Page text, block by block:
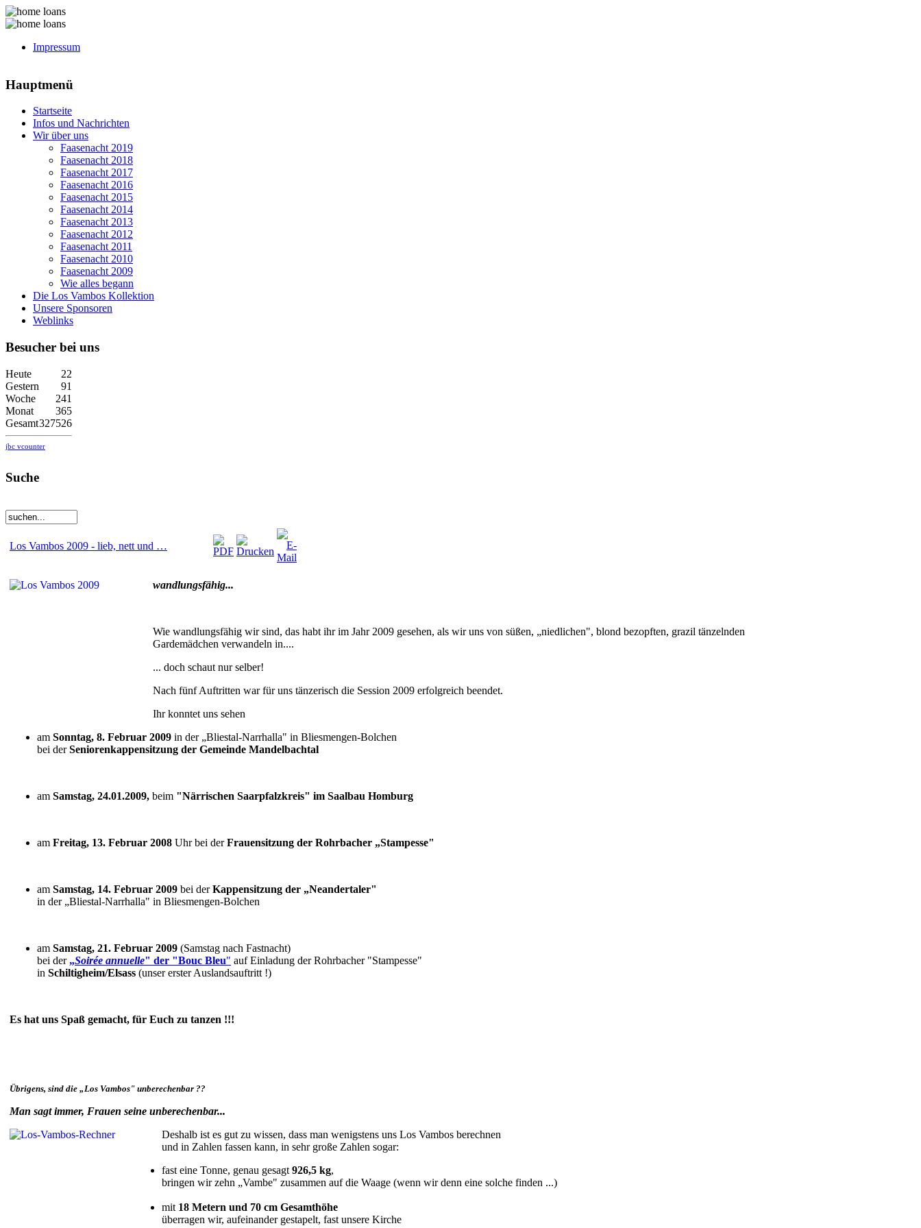
Impressum
Hauptmenü
Startseite
Infos und Nachrichten
Wir über uns
Faasenacht 2019
Faasenacht 2018
Faasenacht 2017
Faasenacht 2016
Faasenacht 2015
Faasenacht 2014
Faasenacht 2013
Faasenacht 2012
Faasenacht 2011
Faasenacht 2010
Faasenacht 2009
Wie alles begann
Die Los Vambos Kollektion
Unsere Sponsoren
Weblinks
Besucher bei uns
Heute
22
Gestern
91
Woche
241
Monat
365
Gesamt327526
jbc vcounter
Suche
Los Vambos 2009 - lieb, nett und …
wandlungsfähig...
Wie wandlungsfähig wir sind, das habt ihr im Jahr 2009 gesehen, als wir uns von süßen, „niedlichen", blond bezopften, grazil tänzelnden
Gardemädchen verwandeln in....
... doch schaut nur selber!
Nach fünf Auftritten war für uns tänzerisch die Session 2009 erfolgreich beendet.
Ihr konntet uns sehen
am Sonntag, 8. Februar 2009 in der „Bliestal-Narrhalla" in Bliesmengen-Bolchen
bei derSeniorenkappensitzung der Gemeinde Mandelbachtal
am Samstag, 24.01.2009, beim "Närrischen Saarpfalzkreis" im Saalbau Homburg
am Freitag, 13. Februar 2008 Uhr bei derFrauensitzung der Rohrbacher „Stampesse"
am Samstag, 14. Februar 2009 bei derKappensitzung der „Neandertaler"
in der „Bliestal-Narrhalla" in Bliesmengen-Bolchen
am Samstag, 21. Februar 2009 (Samstag nach Fastnacht)
bei der „Soirée annuelle" der "Bouc Bleu" auf Einladung der Rohrbacher "Stampesse"
in Schiltigheim/Elsass (unser erster Auslandsauftritt !)
Es hat uns Spaß gemacht, für Euch zu tanzen !!!
Übrigens, sind die „Los Vambos" unberechenbar ??
Man sagt immer, Frauen seine unberechenbar...
Deshalb ist es gut zu wissen, dass man wenigstens uns Los Vambos berechnen
und in Zahlen fassen kann, in sehr große Zahlen sogar:
fast eine Tonne, genau gesagt 926,5 kg,
bringen wir zehn „Vambe" zusammen auf die Waage (wenn wir denn eine solche finden ...)
mit 18 Metern und 70 cm Gesamthöhe
überragen wir, aufeinander gestapelt, fast unsere Kirche